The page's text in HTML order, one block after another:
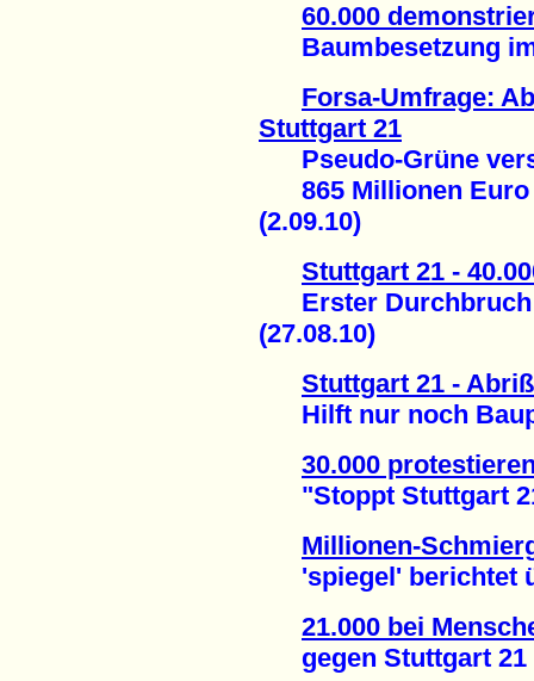
60.000
Baumbesetzung im
Forsa-Umfrage:
Stuttgart 21
Pseudo-Grüne
865 Millionen Euro
(2.09.10)
Stuttgart 21 -
Erster Durchbruch
(27.08.10)
Stuttgart 21 -
Hilft nur noch
30.000
"Stoppt Stuttgart
Millionen-
'spiegel' berichtet
21.000 bei
gegen Stuttgart 21